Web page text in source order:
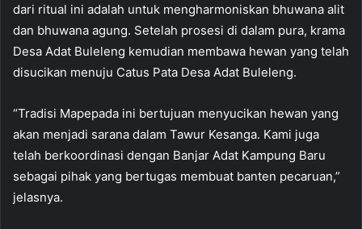
dari ritual ini adalah untuk mengharmoniskan bhuwana alit
dan bhuwana agung. Setelah prosesi di dalam pura, krama
Desa Adat Buleleng kemudian membawa hewan yang telah
disucikan menuju Catus Pata Desa Adat Buleleng.
“Tradisi Mapepada ini bertujuan menyucikan hewan yang
akan menjadi sarana dalam Tawur Kesanga. Kami juga
telah berkoordinasi dengan Banjar Adat Kampung Baru
sebagai pihak yang bertugas membuat banten pecaruan,”
jelasnya.